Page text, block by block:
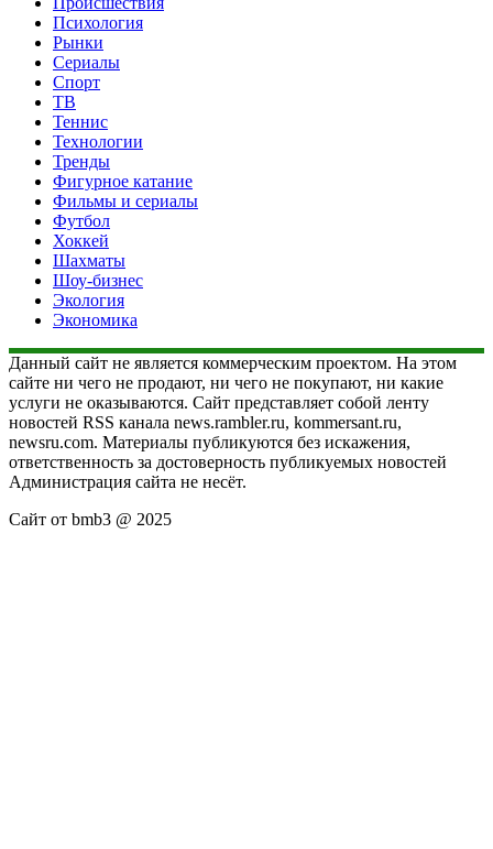
Психология
Рынки
Сериалы
Спорт
ТВ
Теннис
Технологии
Тренды
Фигурное катание
Фильмы и сериалы
Футбол
Хоккей
Шахматы
Шоу-бизнес
Экология
Экономика
Данный сайт не является коммерческим проектом. На этом
сайте ни чего не продают, ни чего не покупают, ни какие
услуги не оказываются. Сайт представляет собой ленту
новостей RSS канала news.rambler.ru, kommersant.ru,
newsru.com. Материалы публикуются без искажения,
ответственность за достоверность публикуемых новостей
Администрация сайта не несёт.
Сайт от bmb3 @ 2025